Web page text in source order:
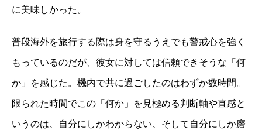
に美味しかった。
普段海外を旅行する際は身を守るうえでも警戒心を強く
もっているのだが、彼女に対しては信頼できそうな「何
か」を感じた。機内で共に過ごしたのはわずか数時間。
限られた時間でこの「何か」を見極める判断軸や直感と
いうのは、自分にしかわからない、そして自分にしか磨